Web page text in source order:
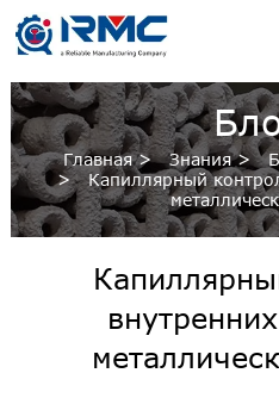
Главная> Знания>
> Капиллярный